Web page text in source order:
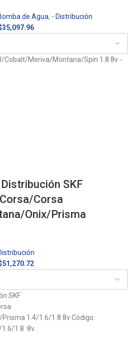
de Agua, - Distribución
35,097.96
Cobalt/Meriva/Montana/Spin 1.8 8v -
SKF
Corsa
Onix/Prisma
51,270.72
SKF
1.4/1.6/1.8 8v Código:
1.6/1.8 8v